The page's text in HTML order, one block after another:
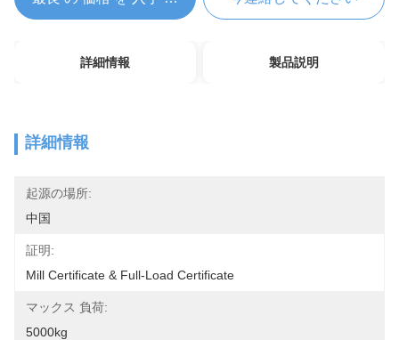
詳細情報 製品説明
詳細情報
起源の場所:
中国
証明:
Mill Certificate & Full-Load Certificate
マックス 負荷:
5000kg